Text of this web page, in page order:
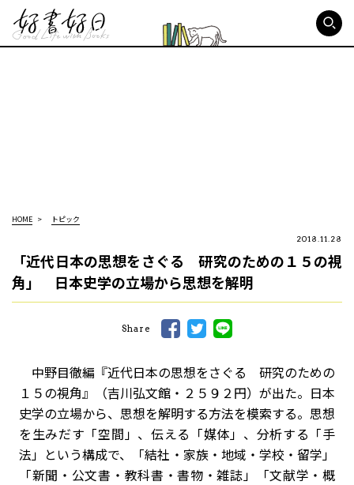
HOME トピック
2018.11.28
「近代日本の思想をさぐる 研究のための１５の視
角」 日本史学の立場から思想を解明
Share
中野目徹編『近代日本の思想をさぐる 研究のための
１５の視角』（吉川弘文館・２５９２円）が出た。日本
史学の立場から、思想を解明する方法を模索する。思想
を生みだす「空間」、伝える「媒体」、分析する「手
法」という構成で、「結社・家族・地域・学校・留学」
「新聞・公文書・教科書・書物・雑誌」「文献学・概